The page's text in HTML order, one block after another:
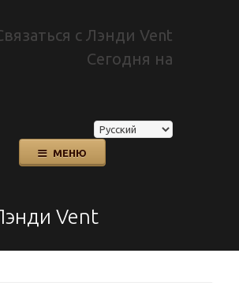
с Лэнди Vent
Сегодня на
МЕНЮ
Vent